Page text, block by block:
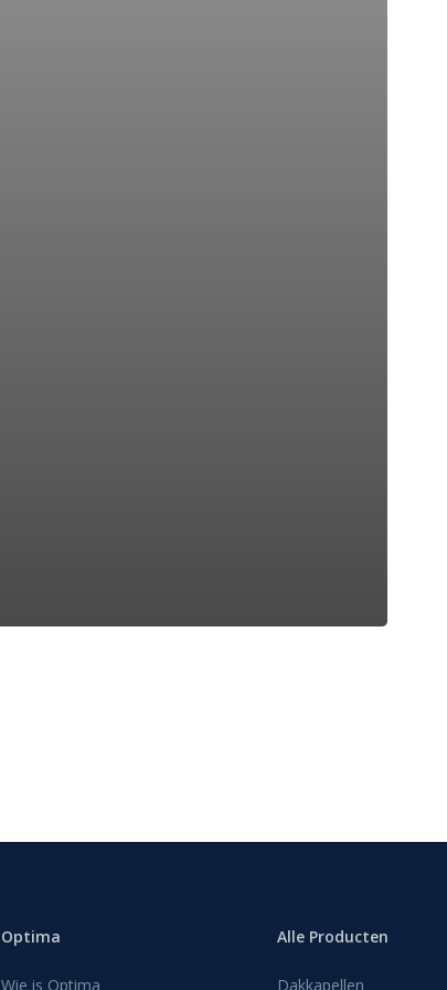
Optima
Wie is Optima
Alle Producten
Dakkapellen